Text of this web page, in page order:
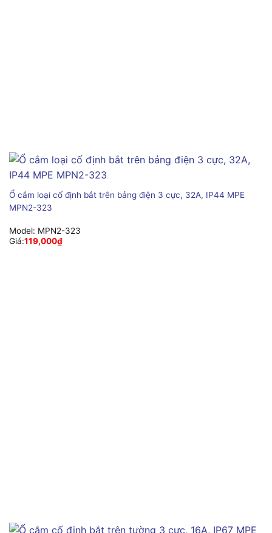
Ổ cắm loại cố định bắt trên bảng điện 3 cực, 32A, IP44 MPE
MPN2-323
Model: MPN2-323
Giá:119,000₫